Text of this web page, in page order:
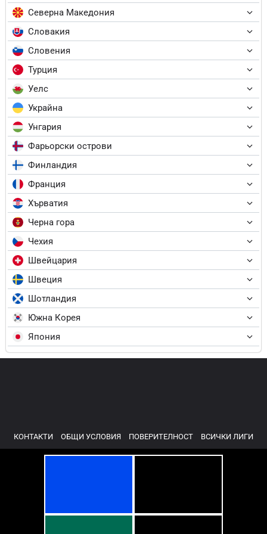
Северна Македония
Словакия
Словения
Турция
Уелс
Украйна
Унгария
Фарьорски острови
Финландия
Франция
Хърватия
Черна гора
Чехия
Швейцария
Швеция
Шотландия
Южна Корея
Япония
КОНТАКТИ ОБЩИ УСЛОВИЯ ПОВЕРИТЕЛНОСТ ВСИЧКИ ЛИГИ